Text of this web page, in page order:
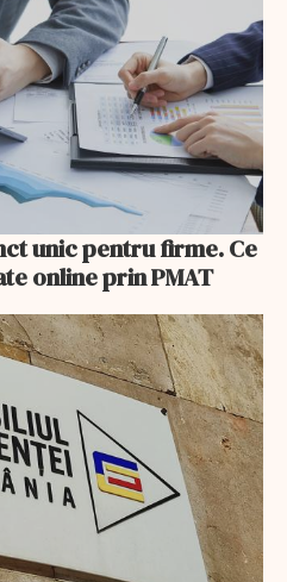
unic pentru firme. Ce
online prin PMAT